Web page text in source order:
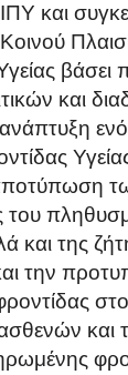
και
βάσει
και
του
και της
την
και